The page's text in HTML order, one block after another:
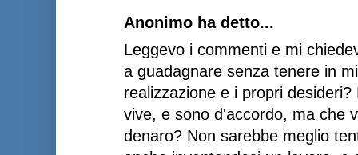
Anonimo ha detto...
Leggevo i commenti e mi
a guadagnare senza tenere in
realizzazione e i propri
vive, e sono d'accordo, ma che
denaro? Non sarebbe meglio